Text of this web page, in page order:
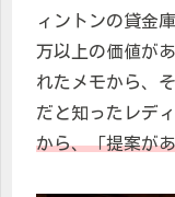
ィントンの貸金
万以上の価値が
れたメモから、
だと知ったレデ
から、「提案が